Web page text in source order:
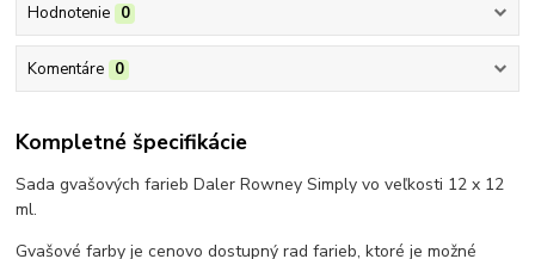
Hodnotenie 0
Komentáre 0
Kompletné špecifikácie
Sada gvašových farieb Daler Rowney Simply vo veľkosti 12 x 12
ml.
Gvašové farby je cenovo dostupný rad farieb, ktoré je možné